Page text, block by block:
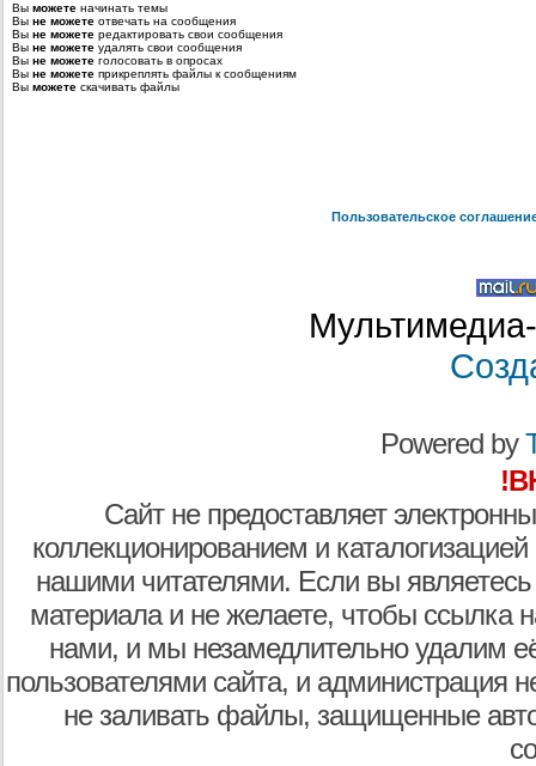
Вы можете начинать темы
Вы не можете отвечать на сообщения
Вы не можете редактировать свои сообщения
Вы не можете удалять свои сообщения
Вы не можете голосовать в опросах
Вы не можете прикреплять файлы к сообщениям
Вы можете скачивать файлы
Пользовательское
Powered by
Сайт не предоставляет
коллекционированием и
нашими читателями. Если вы являетесь
материала и не желаете, чтобы ссылка
нами, и мы незамедлительно удалим
пользователями сайта, и администрация
не заливать файлы, защищенные